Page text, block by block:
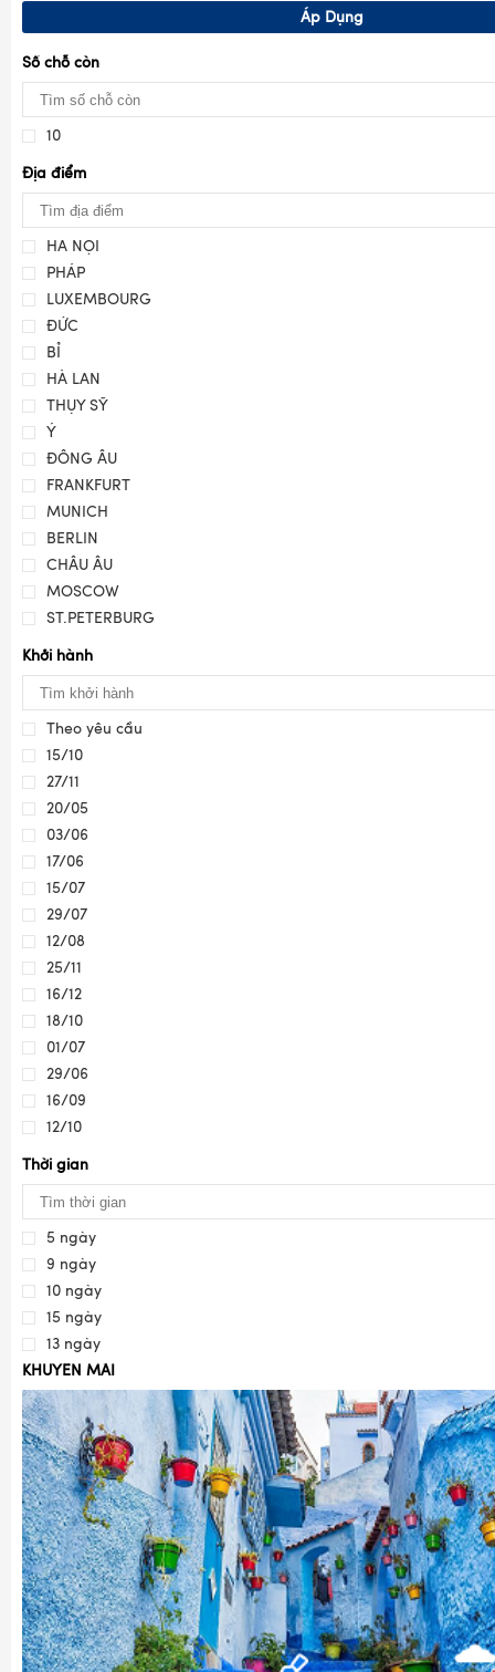
Áp Dụng
Số chỗ còn
10
Địa điểm
HÀ NỘI
PHÁP
LUXEMBOURG
ĐỨC
BỈ
HÀ LAN
THỤY SỸ
Ý
ĐÔNG ÂU
FRANKFURT
MUNICH
BERLIN
CHÂU ÂU
MOSCOW
ST.PETERBURG
Khởi hành
Theo yêu cầu
15/10
27/11
20/05
03/06
17/06
15/07
29/07
12/08
25/11
16/12
18/10
01/07
29/06
16/09
12/10
Thời gian
5 ngày
9 ngày
10 ngày
15 ngày
13 ngày
KHUYẾN MÃI